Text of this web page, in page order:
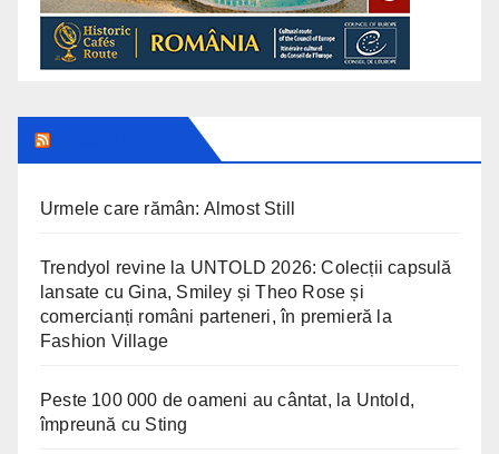
Urmele care rămân: Almost Still
Trendyol revine la UNTOLD 2026: Colecții capsulă
lansate cu Gina, Smiley și Theo Rose și
comercianți români parteneri, în premieră la
Fashion Village
Peste 100 000 de oameni au cântat, la Untold,
împreună cu Sting